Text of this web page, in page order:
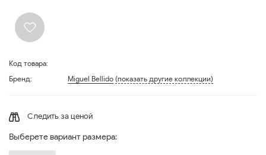
Код товара:
Бренд:
Miguel Bellido (показать другие коллекции)
Следить за ценой
Выберете вариант размера: